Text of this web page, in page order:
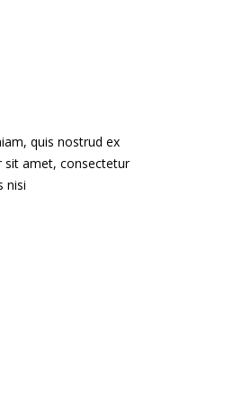
quis nostrud ex
sit amet, consectetur
nisi